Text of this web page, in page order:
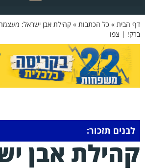
הבית»כל הכתבות»קהילת אבן ישראל: מעצמה
| צפו
לבנים תזכור:
אבן